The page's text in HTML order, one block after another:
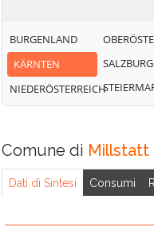
BURGENLAND
KÄRNTEN
NIEDERÖSTERREICH
SALZBURG
Comune di Millstatt
Dati di Sintesi Consumi